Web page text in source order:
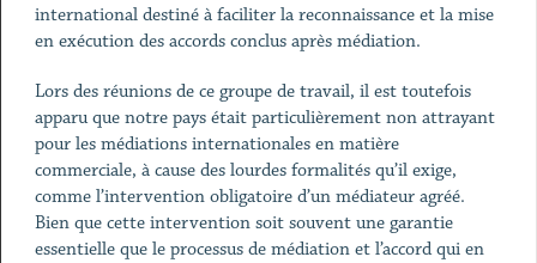
international destiné à faciliter la reconnaissance et la mise
en exécution des accords conclus après médiation.
Lors des réunions de ce groupe de travail, il est toutefois
apparu que notre pays était particulièrement non attrayant
pour les médiations internationales en matière
commerciale, à cause des lourdes formalités qu’il exige,
comme l’intervention obligatoire d’un médiateur agréé.
Bien que cette intervention soit souvent une garantie
essentielle que le processus de médiation et l’accord qui en